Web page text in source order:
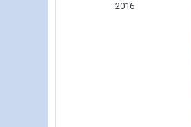
2016